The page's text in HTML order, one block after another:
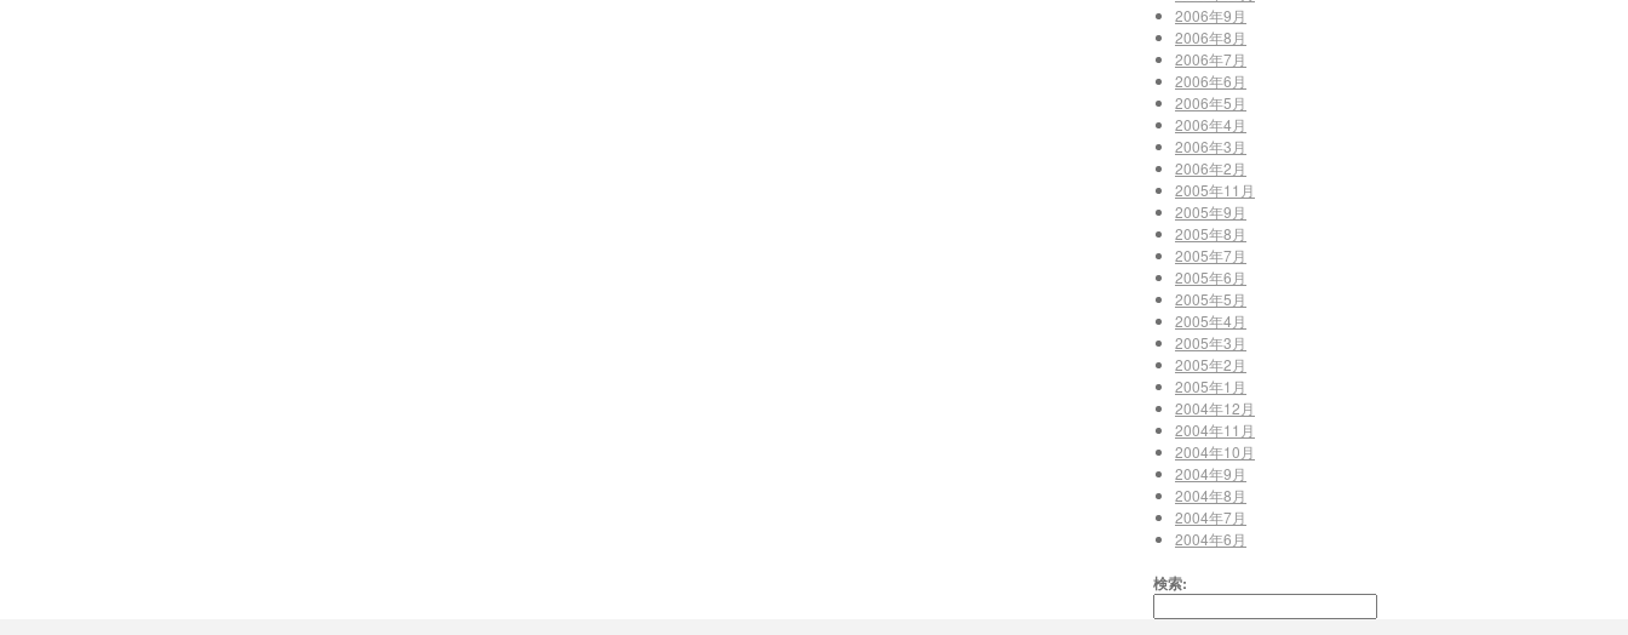
2006年9月
2006年8月
2006年7月
2006年6月
2006年5月
2006年4月
2006年3月
2006年2月
2005年11月
2005年9月
2005年8月
2005年7月
2005年6月
2005年5月
2005年4月
2005年3月
2005年2月
2005年1月
2004年12月
2004年11月
2004年10月
2004年9月
2004年8月
2004年7月
2004年6月
検索: